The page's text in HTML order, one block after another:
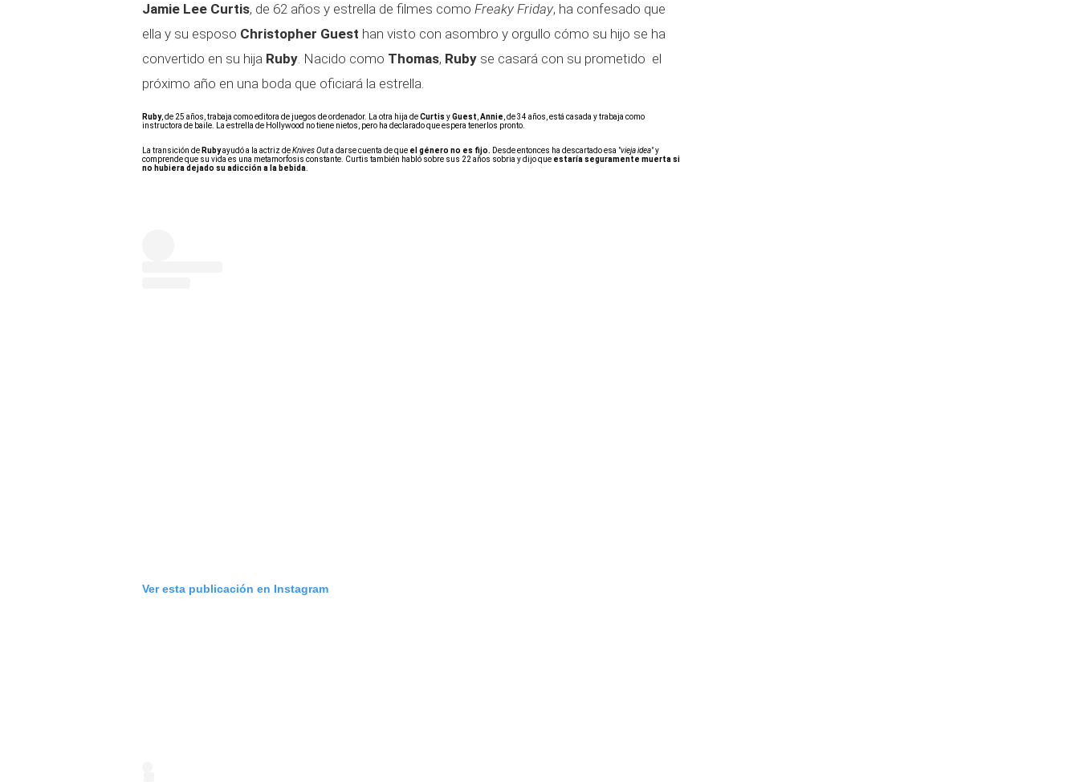
Jamie Lee Curtis, de 62 años y estrella de filmes como Freaky Friday, ha confesado que
ella y su esposo Christopher Guest han visto con asombro y orgullo cómo su hijo se ha
convertido en su hija Ruby. Nacido como Thomas, Ruby se casará con su prometido el
próximo año en una boda que oficiará la estrella.
Ruby, de 25 años, trabaja como editora de juegos de ordenador. La otra hija deCurtis yGuest Annie , de 34 años, está casada y trabaja como
instructora de baile. La estrella de Hollywood no tiene nietos, pero ha declarado que espera tenerlos pronto.
La transición de Rubyayudó a la actriz deKnives Outa darse cuenta de que el género no es fijo. Desde entonces ha descartado esa "vieja idea"y
comprende que su vida es una metamorfosis constante. Curtis también habló sobre sus 22 años sobria y dijo que estaría seguramente muerta si
no hubiera dejado su adicción a la bebida
Ver esta publicación en Instagram